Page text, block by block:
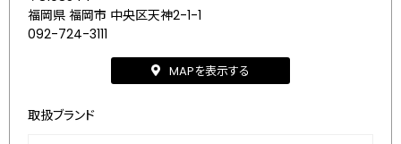
福岡県 福岡市 中央区天神2-1-1
092-724-3111
MAPを表示する
取扱ブランド